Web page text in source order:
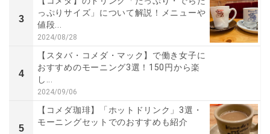
3
っぷりサイズ」について解説！メニューや
値段...
2024/08/28
4
【スタバ・コメダ・マック】で働き女子に
おすすめのモーニング3選！150円から楽
し...
2024/09/06
5
【コメダ珈琲】「ホットドリンク」3選・
モーニングセットでのおすすめも紹介